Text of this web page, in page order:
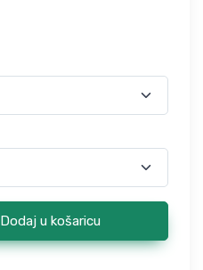
Dodaj u košaricu